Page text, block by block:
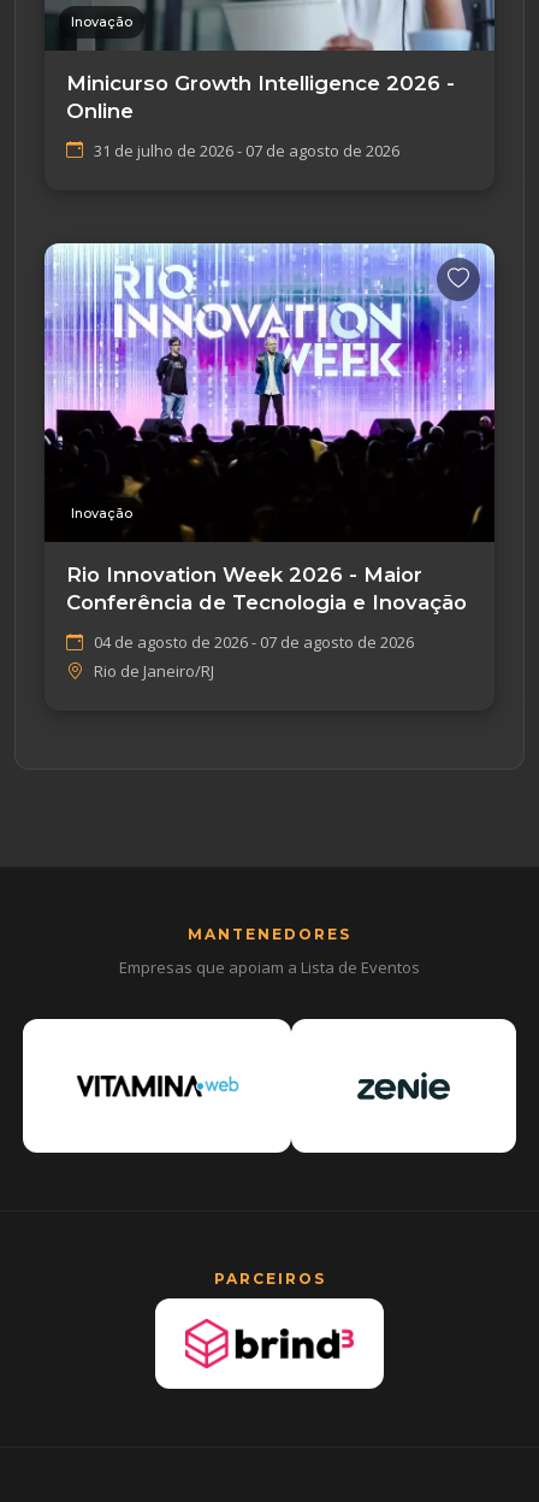
Inovação
Minicurso Growth Intelligence 2026 -
Online
31 de julho de 2026 - 07 de agosto de 2026
Inovação
Rio Innovation Week 2026 - Maior
Conferência de Tecnologia e Inovação
04 de agosto de 2026 - 07 de agosto de 2026
Rio de Janeiro/RJ
MANTENEDORES
Empresas que apoiam a Lista de Eventos
PARCEIROS